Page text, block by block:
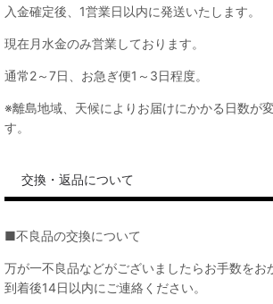
入金確定後、1営業日以内に発送いたします。
現在月水金のみ営業しております。
通常2～7日、お急ぎ便1～3日程度。
※離島地域、天候によりお届けにかかる日数が
す。
交換・返品について
■不良品の交換について
万が一不良品などがございましたらお手数をお
到着後14日以内にご連絡ください。